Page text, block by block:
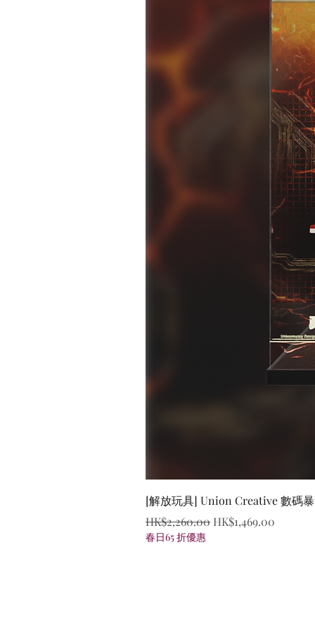
[解放玩具] Union Creative 數碼
一般價格
HK$2,260.00 促銷價格
HK$1,469.00
春日65 折優惠